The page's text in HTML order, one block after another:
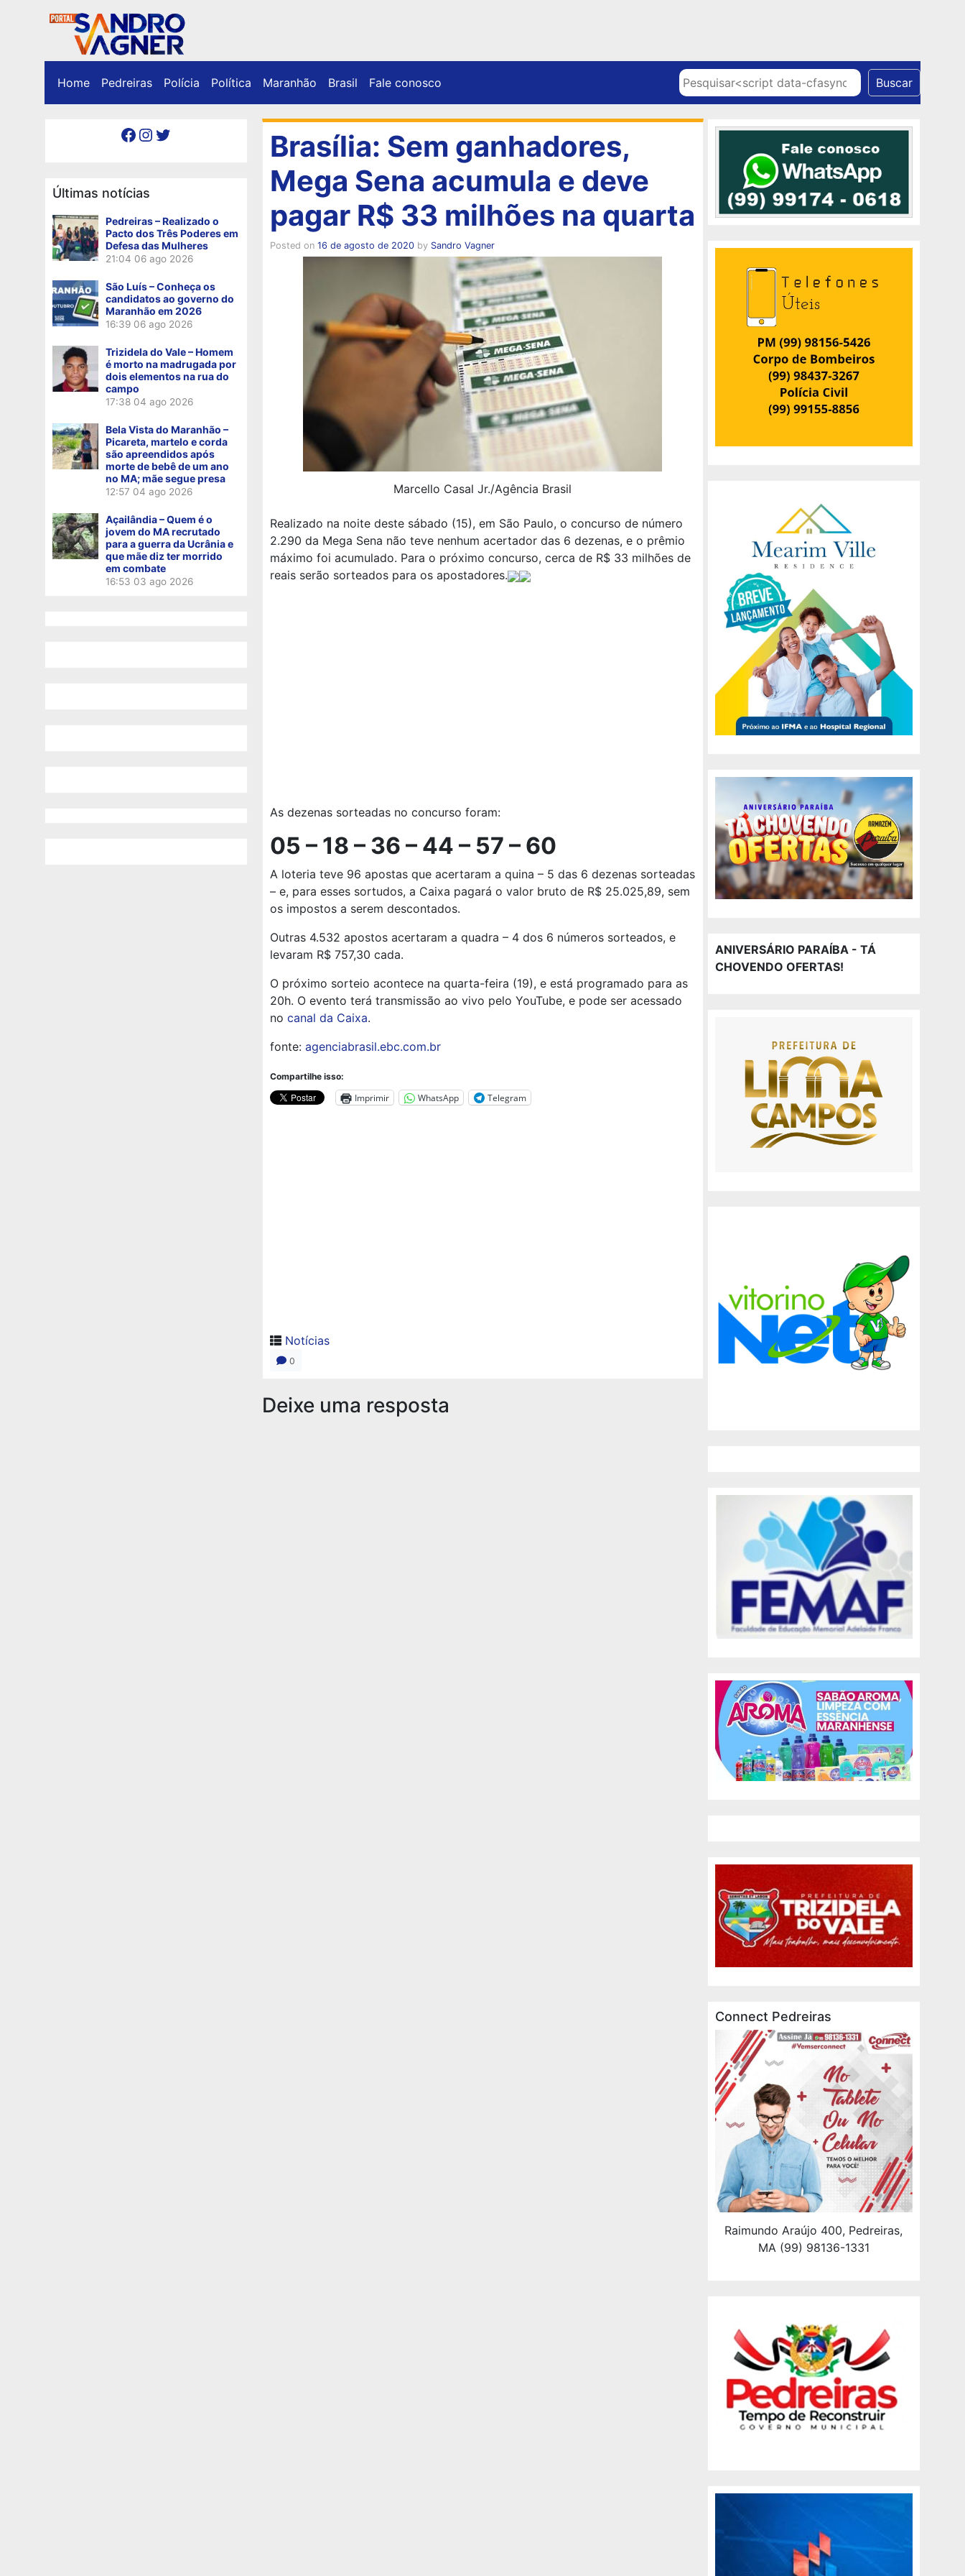
Home Pedreiras Polícia Política Maranhão Brasil Fale conosco Pesquisar Buscar
Facebook Instagram Twitter
Últimas notícias
Pedreiras – Realizado o
Pacto dos Três Poderes em
Defesa das Mulheres
21:04 06 ago 2026
São Luís – Conheça os
candidatos ao governo do
Maranhão em 2026
16:39 06 ago 2026
Trizidela do Vale – Homem
é morto na madrugada por
dois elementos na rua do
campo
17:38 04 ago 2026
Bela Vista do Maranhão –
Picareta, martelo e corda
são apreendidos após
morte de bebê de um ano
no MA; mãe segue presa
12:57 04 ago 2026
Açailândia – Quem é o
jovem do MA recrutado
para a guerra da Ucrânia e
que mãe diz ter morrido
em combate
16:53 03 ago 2026
Brasília: Sem ganhadores,
Mega Sena acumula e deve
pagar R$ 33 milhões na quarta
Posted on 16 de agosto de 2020by Sandro Vagner
Marcello Casal Jr./Agência Brasil
Realizado na noite deste sábado (15), em São Paulo, o concurso de número
2.290 da Mega Sena não teve nenhum acertador das 6 dezenas, e o prêmio
máximo foi acumulado. Para o próximo concurso, cerca de R$ 33 milhões de
reais serão sorteados para os apostadores.
As dezenas sorteadas no concurso foram:
05 – 18 – 36 – 44 – 57 – 60
A loteria teve 96 apostas que acertaram a quina – 5 das 6 dezenas sorteadas
– e, para esses sortudos, a Caixa pagará o valor bruto de R$ 25.025,89, sem
os impostos a serem descontados.
Outras 4.532 apostos acertaram a quadra – 4 dos 6 números sorteados, e
levaram R$ 757,30 cada.
O próximo sorteio acontece na quarta-feira (19), e está programado para as
20h. O evento terá transmissão ao vivo pelo YouTube, e pode ser acessado
no canal da Caixa.
fonte: agenciabrasil.ebc.com.br
Compartilhe isso:
Imprimir WhatsApp Telegram
Notícias
0
Deixe uma resposta
ANIVERSÁRIO PARAÍBA - TÁ
CHOVENDO OFERTAS!
Connect Pedreiras
Raimundo Araújo 400, Pedreiras,
MA (99) 98136-1331